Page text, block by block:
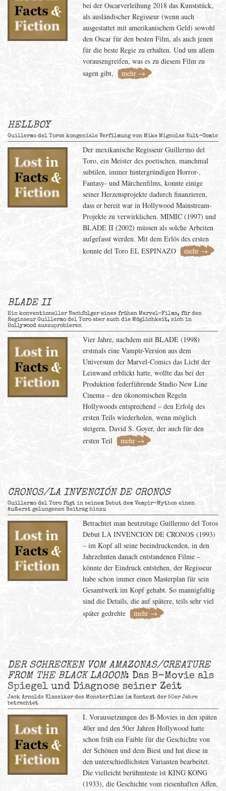
bei der Oscarverleihung 2018 das Kunststück,
als ausländischer Regisseur (wenn auch
ausgestattet mit amerikanischem Geld) sowohl
den Oscar für den besten Film, als auch jenen
für die beste Regie zu erhalten. Und um allem
vorauszugreifen, was es zu diesem Film zu
sagen gibt,
mehr →
HELLBOY
Guillermo del Toros kongeniale Verfilmung von Mike Mignolas Kult-Comic
Der mexikanische Regisseur Guillermo del
Toro, ein Meister des poetischen, manchmal
subtilen, immer hintergründigen Horror-,
Fantasy- und Märchenfilms, konnte einige
seiner Herzensprojekte dadurch finanzieren,
dass er bereit war in Hollywood Mainstream-
Projekte zu verwirklichen. MIMIC (1997) und
BLADE II (2002) müssen als solche Arbeiten
aufgefasst werden. Mit dem Erlös des ersten
konnte del Toro EL ESPINAZO
mehr →
BLADE II
Ein konventioneller Nachfolger eines frühen Marvel-Films, für den
Regisseur Guillermo del Toro aber auch die Möglichkeit, sich in
Hollywood auszuprobieren
Vier Jahre, nachdem mit BLADE (1998)
erstmals eine Vampir-Version aus dem
Universum der Marvel-Comics das Licht der
Leinwand erblickt hatte, wollte das bei der
Produktion federführende Studio New Line
Cinema – den ökonomischen Regeln
Hollywoods entsprechend – den Erfolg des
ersten Teils wiederholen, wenn möglich
steigern. David S. Goyer, der auch für den
ersten Teil
mehr →
CRONOS/LA INVENCIÓN DE CRONOS
Guillermo del Toro fügt in seinem Debut dem Vampir-Mythos einen
äußerst gelungenen Beitrag hinzu
Betrachtet man heutzutage Guillermo del Toros
Debut LA INVENCIÓN DE CRONOS (1993)
– im Kopf all seine beeindruckenden, in den
Jahrzehnten danach entstandenen Filme –
könnte der Eindruck entstehen, der Regisseur
habe schon immer einen Masterplan für sein
Gesamtwerk im Kopf gehabt. So mannigfaltig
sind die Details, die auf spätere, teils sehr viel
später gedrehte
mehr →
DER SCHRECKEN VOM AMAZONAS/CREATURE
FROM THE BLACK LAGOON: Das B-Movie als
Spiegel und Diagnose seiner Zeit
Jack Arnolds Klassiker des Monsterfilms im Kontext der 50er Jahre
betrachtet
I. Voraussetzungen des B-Movies in den späten
40er und den 50er Jahren Hollywood hatte
schon früh ein Faible für die Geschichte von
der Schönen und dem Biest und hat diese in
den unterschiedlichsten Varianten bearbeitet.
Die vielleicht berühmteste ist KING KONG
(1933), die Geschichte vom riesenhaften Affen,